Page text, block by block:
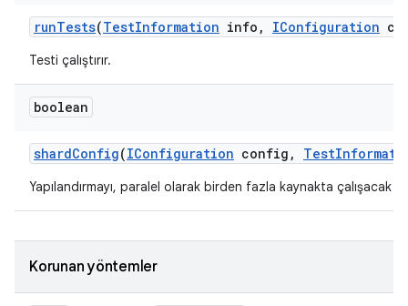
runTests(TestInformation info , IConfiguration
Testi çalıştırır.
boolean
shardConfig(IConfiguration config , Test
Yapılandırmayı, paralel olarak birden fazla kaynakta çalışacak
Korunan yöntemler